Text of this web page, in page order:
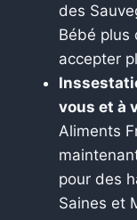
des
Bébé plus
accepter
vous et à
Aliments
pour des
Saines et